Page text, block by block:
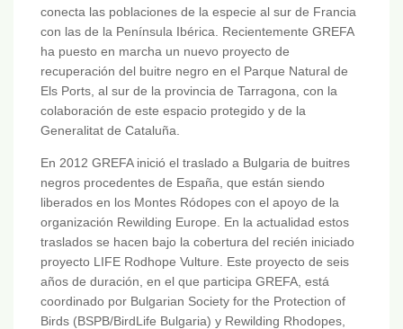
conecta las poblaciones de la especie al sur de Francia
con las de la Península Ibérica. Recientemente GREFA
ha puesto en marcha un nuevo proyecto de
recuperación del buitre negro en el Parque Natural de
Els Ports, al sur de la provincia de Tarragona, con la
colaboración de este espacio protegido y de la
Generalitat de Cataluña.
En 2012 GREFA inició el traslado a Bulgaria de buitres
negros procedentes de España, que están siendo
liberados en los Montes Ródopes con el apoyo de la
organización Rewilding Europe. En la actualidad estos
traslados se hacen bajo la cobertura del recién iniciado
proyecto LIFE Rodhope Vulture. Este proyecto de seis
años de duración, en el que participa GREFA, está
coordinado por Bulgarian Society for the Protection of
Birds (BSPB/BirdLife Bulgaria) y Rewilding Rhodopes,